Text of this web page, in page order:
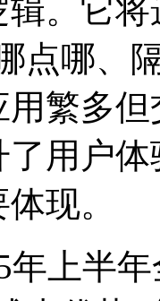
。它
点哪、
繁多
用户
现。
年上半